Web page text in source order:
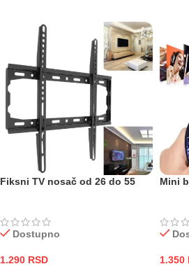
Fiksni TV nosač od 26 do 55
Dostupno
1.290 RSD
Mini
1.350